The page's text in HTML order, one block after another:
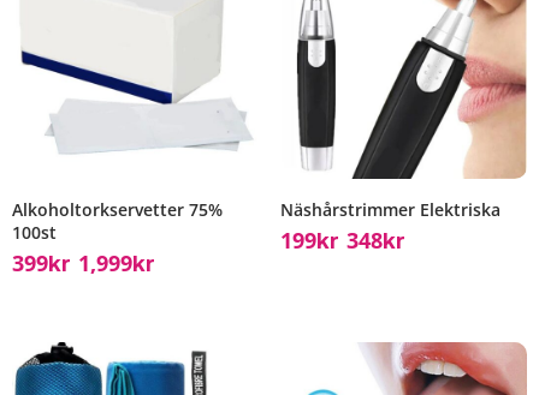
Alkoholtorkservetter 75%
100st
399Kr 1,999Kr
Näshårstrimmer Elektriska
199Kr 348Kr